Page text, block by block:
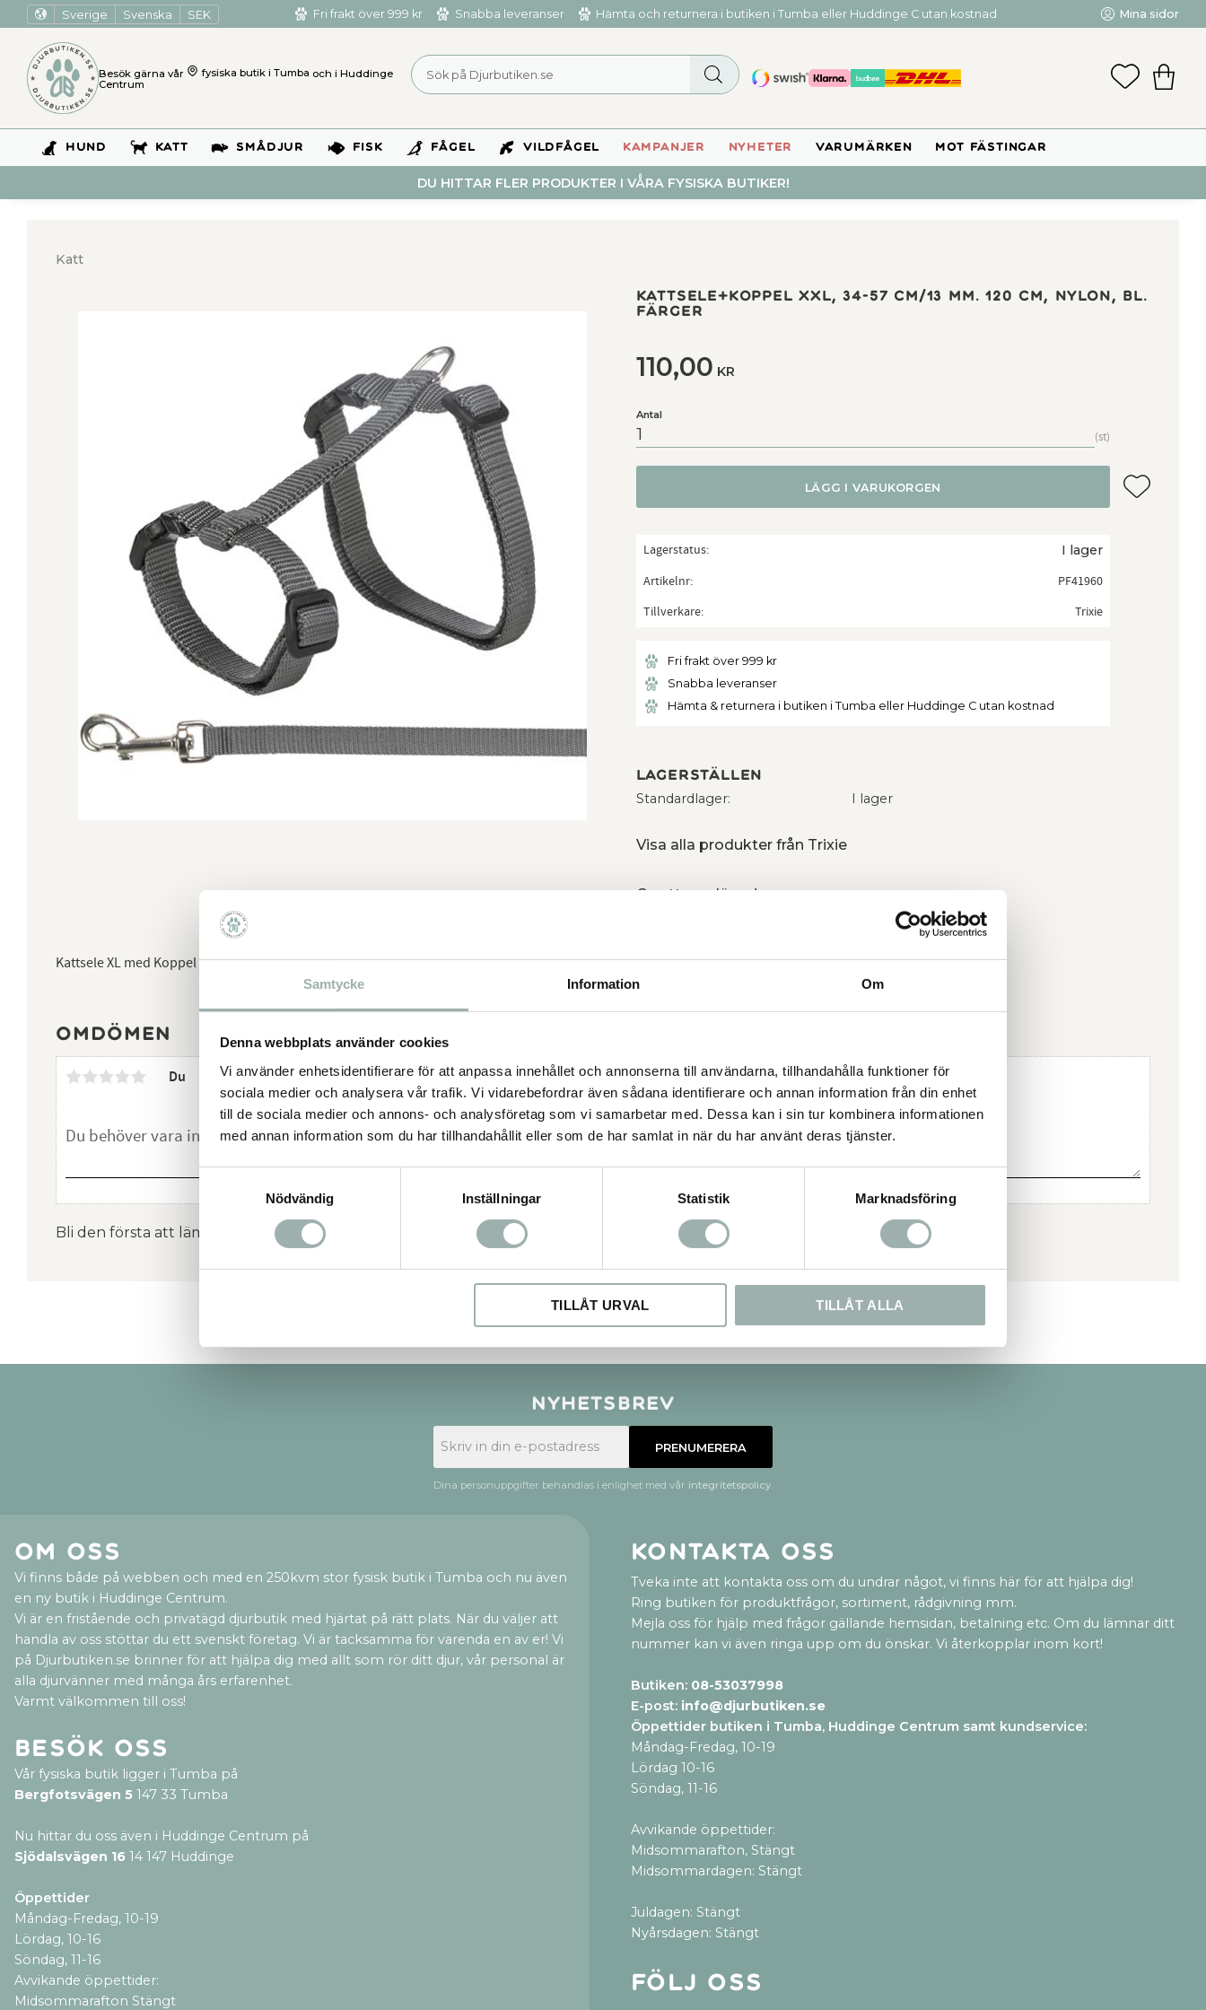
Samtycke Information Om
Denna webbplats använder cookies
Vi använder enhetsidentifierare för att anpassa innehållet och annonserna till användarna, tillhandahålla funktioner för
sociala medier och analysera vår trafik. Vi vidarebefordrar även sådana identifierare och annan information från din enhet
till de sociala medier och annons- och analysföretag som vi samarbetar med. Dessa kan i sin tur kombinera informationen
med annan information som du har tillhandahållit eller som de har samlat in när du har använt deras tjänster.
Samtyckesval
Nödvändig
Inställningar Statistik Marknadsföring
TILLÅT URVAL TILLÅT ALLA
Sverige Svenska SEK Fri frakt över 999 kr Snabba leveranser Hämta och returnera i butiken i Tumba eller Huddinge C utan kostnad Mina sidor
Besök gärna vår fysiska butik i Tumba och i Huddinge
Centrum
HUND KATT SMÅDJUR FISK FÅGEL VILDFÅGEL KAMPANJER NYHETER VARUMÄRKEN MOT FÄSTINGAR
DU HITTAR FLER PRODUKTER I VÅRA FYSISKA BUTIKER!
Katt
Kattsele+koppel XXL, 34-57 cm/13 mm. 120 cm, nylon, bl.
färger
110,00 KR
Antal
st
LÄGG I VARUKORGEN Lägg till i
Lagerstatus I lager
Artikelnr
PF41960
Tillverkare
Trixie
Fri frakt över 999 kr
Snabba leveranser
Hämta & returnera i butiken i Tumba eller Huddinge C utan kostnad
Lagerställen
Standardlager I lager
Visa alla produkter från Trixie
Ge ett omdöme!
Kattsele XL med Koppel fullt justerbart band med snabblås blandade färger
Omdömen
Du
Bli den första att lämna ett omdöme.
Nyhetsbrev
PRENUMERERA
Dina personuppgifter behandlas i enlighet med vår integritetspolicy.
Om oss
Vi finns både på webben och med en 250kvm stor fysisk butik i Tumba och nu även
en ny butik i Huddinge Centrum.
Vi är en fristående och privatägd djurbutik med hjärtat på rätt plats. När du väljer att
handla av oss stöttar du ett svenskt företag. Vi är tacksamma för varenda en av er! Vi
på Djurbutiken.se brinner för att hjälpa dig med allt som rör ditt djur, vår personal är
alla djurvänner med många års erfarenhet.
Varmt välkommen till oss!
Besök oss
Vår fysiska butik ligger i Tumba på
Bergfotsvägen 5 147 33 Tumba
Nu hittar du oss även i Huddinge Centrum på
Sjödalsvägen 16 14 147 Huddinge
Öppettider
Måndag-Fredag, 10-19
Lördag, 10-16
Söndag, 11-16
Avvikande öppettider:
Midsommarafton Stängt
Kontakta oss
Tveka inte att kontakta oss om du undrar något, vi finns här för att hjälpa dig!
Ring butiken för produktfrågor, sortiment, rådgivning mm.
Mejla oss för hjälp med frågor gällande hemsidan, betalning etc. Om du lämnar ditt
nummer kan vi även ringa upp om du önskar. Vi återkopplar inom kort!
Butiken: 08-53037998
E-post: info@djurbutiken.se
Öppettider butiken i Tumba, Huddinge Centrum samt kundservice:
Måndag-Fredag, 10-19
Lördag 10-16
Söndag, 11-16
Avvikande öppettider:
Midsommarafton, Stängt
Midsommardagen: Stängt
Juldagen: Stängt
Nyårsdagen: Stängt
Följ oss